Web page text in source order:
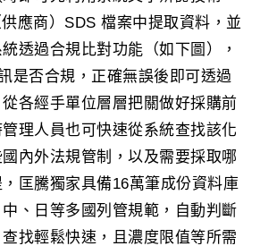
應商）SDS 檔案中提取資料，並
透過合規比對功能（如下圖），
是否合規，正確無誤後即可透過
各經手單位層層把關做好採購前
理人員也可快速從系統查找該化
內外法規管制，以及需要採取哪
匡騰獨家具備16萬筆成份資料庫
、日等多國列管規範，自動判斷
找輕鬆快速，且濃度限值等所需